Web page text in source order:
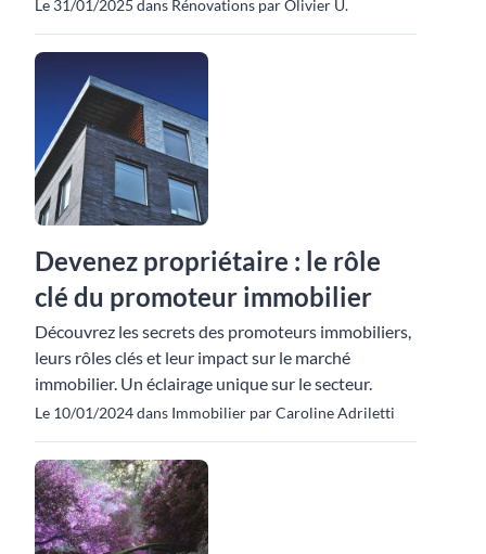
Le 31/01/2025 dans Rénovations par Olivier U.
Devenez propriétaire : le rôle
clé du promoteur immobilier
Découvrez les secrets des promoteurs immobiliers,
leurs rôles clés et leur impact sur le marché
immobilier. Un éclairage unique sur le secteur.
Le 10/01/2024 dans Immobilier par Caroline Adriletti